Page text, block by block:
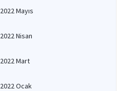
2022 Mayıs
2022 Nisan
2022 Mart
2022 Ocak